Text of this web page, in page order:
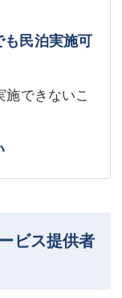
民泊実施可
できないこ
ビス提供者